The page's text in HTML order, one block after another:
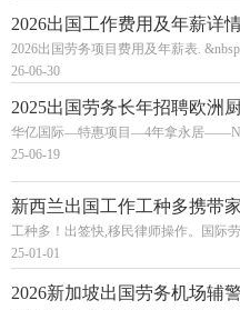
2026出国工作费用及年薪详
2026出国劳务项目费用及年薪表.
26-06-30
2025出国劳务长年招聘欧洲
华亿国际—特惠项目—4年拿永居
25-06-19
新西兰出国工作工种多携带
工种多！出签快,移民律师操作。国际
25-01-01
2026新加坡出国劳务机场辅警